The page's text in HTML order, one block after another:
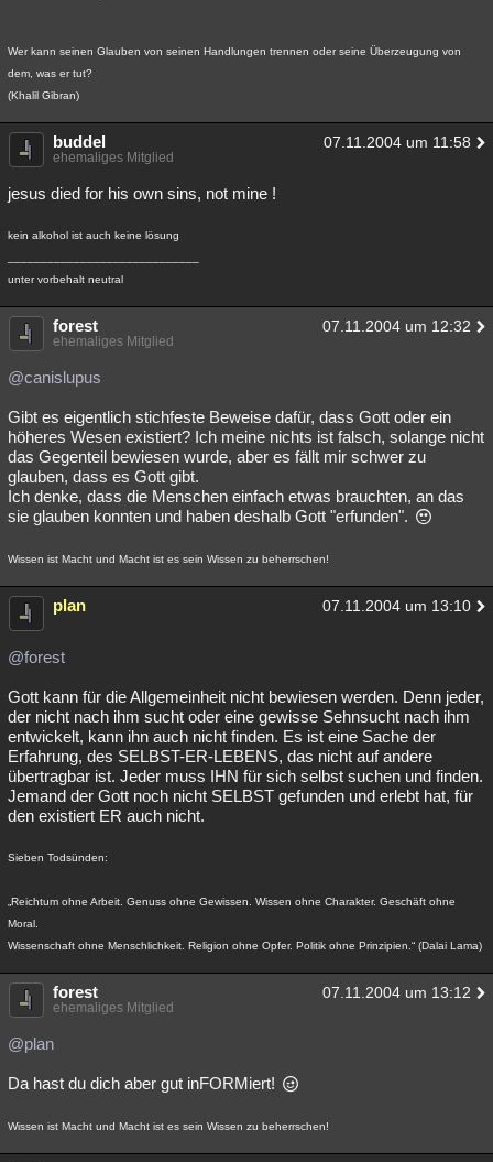
Wer kann seinen Glauben von seinen Handlungen trennen oder seine Überzeugung von
dem, was er tut?
(Khalil Gibran)
buddel 07.11.2004 um 11:58
ehemaliges Mitglied
jesus died for his own sins, not mine !
kein alkohol ist auch keine lösung
unter vorbehalt neutral
forest 07.11.2004 um 12:32
ehemaliges Mitglied
@canislupus
Gibt es eigentlich stichfeste Beweise dafür, dass Gott oder ein
höheres Wesen existiert? Ich meine nichts ist falsch, solange nicht
das Gegenteil bewiesen wurde, aber es fällt mir schwer zu
glauben, dass es Gott gibt.
Ich denke, dass die Menschen einfach etwas brauchten, an das
sie glauben konnten und haben deshalb Gott "erfunden".
Wissen ist Macht und Macht ist es sein Wissen zu beherrschen!
plan 07.11.2004 um 13:10
@forest
Gott kann für die Allgemeinheit nicht bewiesen werden. Denn jeder,
der nicht nach ihm sucht oder eine gewisse Sehnsucht nach ihm
entwickelt, kann ihn auch nicht finden. Es ist eine Sache der
Erfahrung, des SELBST-ER-LEBENS, das nicht auf andere
übertragbar ist. Jeder muss IHN für sich selbst suchen und finden.
Jemand der Gott noch nicht SELBST gefunden und erlebt hat, für
den existiert ER auch nicht.
Sieben Todsünden:
„Reichtum ohne Arbeit. Genuss ohne Gewissen. Wissen ohne Charakter. Geschäft ohne
Moral.
Wissenschaft ohne Menschlichkeit. Religion ohne Opfer. Politik ohne Prinzipien.“ (Dalai Lama)
forest 07.11.2004 um 13:12
ehemaliges Mitglied
@plan
Da hast du dich aber gut inFORMiert!
Wissen ist Macht und Macht ist es sein Wissen zu beherrschen!